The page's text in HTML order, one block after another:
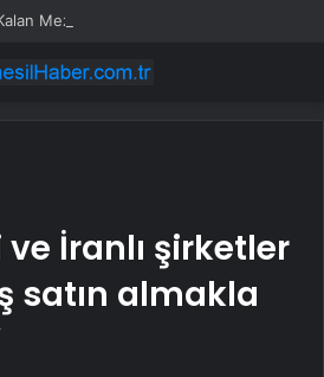
Mezarlık ve Araziler
ve İranlı şirketler
satın almakla